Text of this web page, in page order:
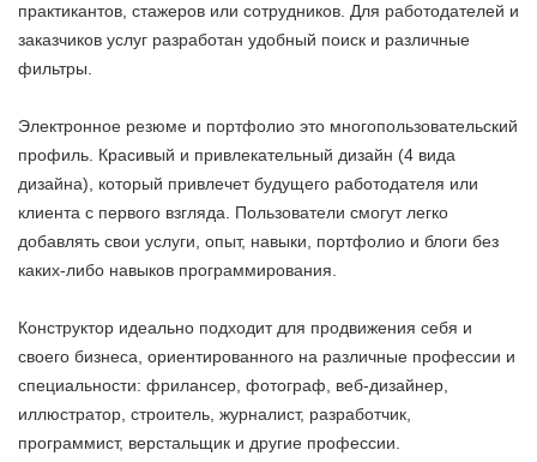
практикантов, стажеров или сотрудников. Для работодателей и
заказчиков услуг разработан удобный поиск и различные
фильтры.
Электронное резюме и портфолио это многопользовательский
профиль. Красивый и привлекательный дизайн (4 вида
дизайна), который привлечет будущего работодателя или
клиента с первого взгляда. Пользователи смогут легко
добавлять свои услуги, опыт, навыки, портфолио и блоги без
каких-либо навыков программирования.
Конструктор идеально подходит для продвижения себя и
своего бизнеса, ориентированного на различные профессии и
специальности: фрилансер, фотограф, веб-дизайнер,
иллюстратор, строитель, журналист, разработчик,
программист, верстальщик и другие профессии.